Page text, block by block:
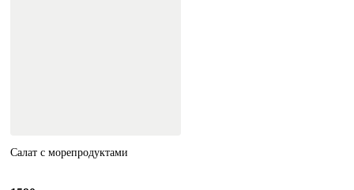
Салат с морепродуктами